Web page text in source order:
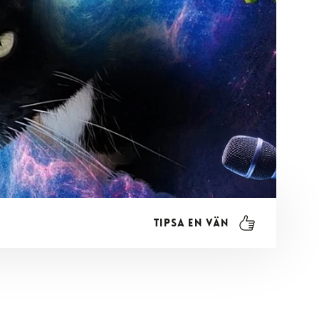
Tipsa en vän